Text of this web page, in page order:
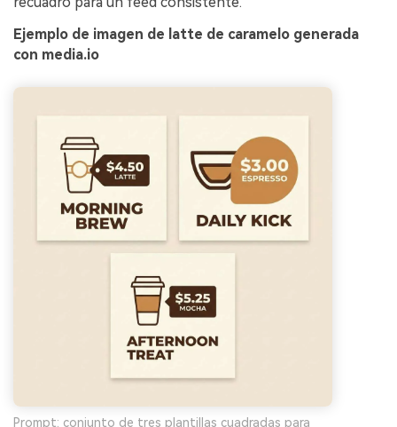
Ejemplo de imagen de latte de caramelo generada
con media.io
Prompt: conjunto de tres plantillas cuadradas para